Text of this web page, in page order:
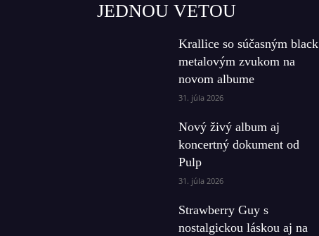
JEDNOU VETOU
Krallice so súčasným black
metalovým zvukom na
novom albume
31. júla 2026
Nový živý album aj
koncertný dokument od
Pulp
31. júla 2026
Strawberry Guy s
nostalgickou láskou aj na